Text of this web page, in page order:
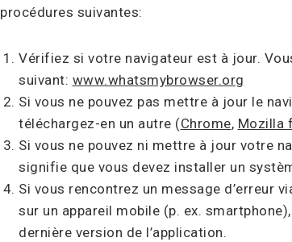
procédures suivantes:
Vérifiez si votre navigateur est à jour.
suivant: www.whatsmybrowser.org
Si vous ne pouvez pas mettre à jour le
téléchargez-en un autre (Chrome, Mozilla
Si vous ne pouvez ni mettre à jour votre
signifie que vous devez installer un
Si vous rencontrez un message d’erreur
sur un appareil mobile (p. ex.
dernière version de l’application.